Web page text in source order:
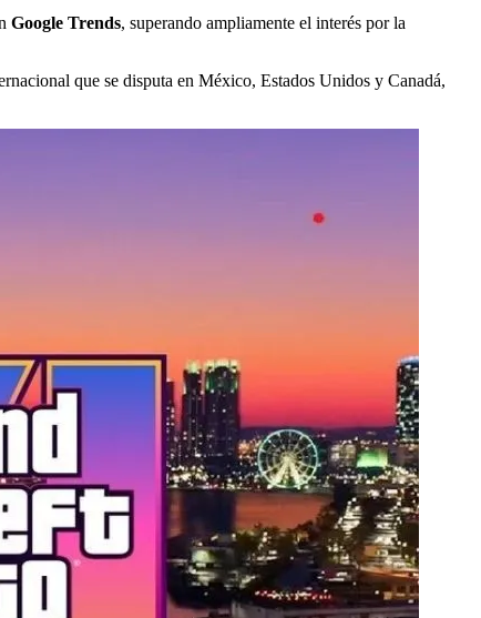
Google Trends, superando ampliamente el interés por la
que se disputa en México, Estados Unidos y Canadá,